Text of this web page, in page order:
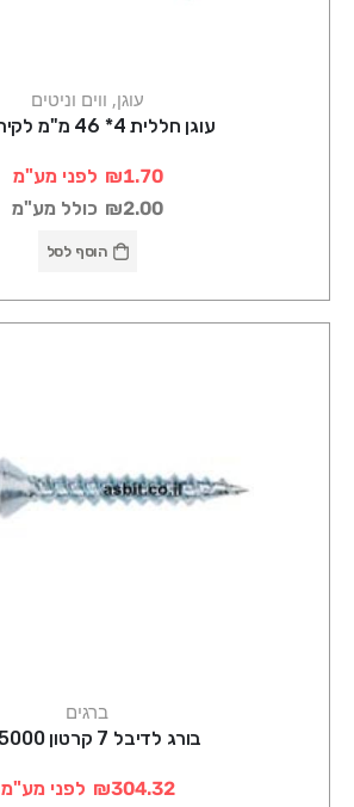
עוגן, ווים וניטים
עוגן חללית 4* 46 מ"מ לקיר גבס
₪1.70 לפני מע"מ
₪2.00 כולל מע"מ
הוסף לסל
ברגים
בורג לדיבל 7 קרטון 5000 יח'
₪304.32 לפני מע"מ